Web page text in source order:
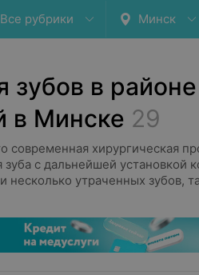
Все рубрики Минск
зубов в районе
в Минске 29
хирургическая
с дальнейшей установкой
несколько утраченных зубов,
процедуру удаления
за один-два дня) и
между этапами проходят